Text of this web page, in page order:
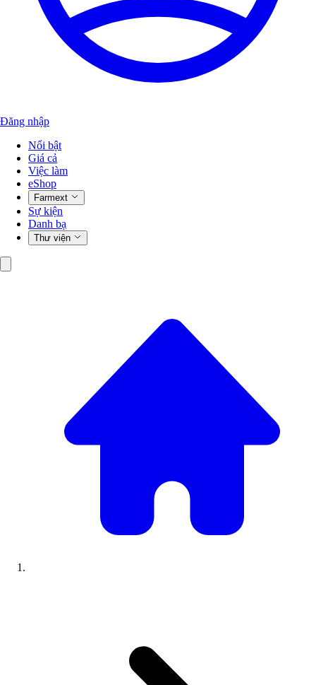
Đăng nhập
Nổi bật
Giá cả
Việc làm
eShop
Farmext
Sự kiện
Danh bạ
Thư viện